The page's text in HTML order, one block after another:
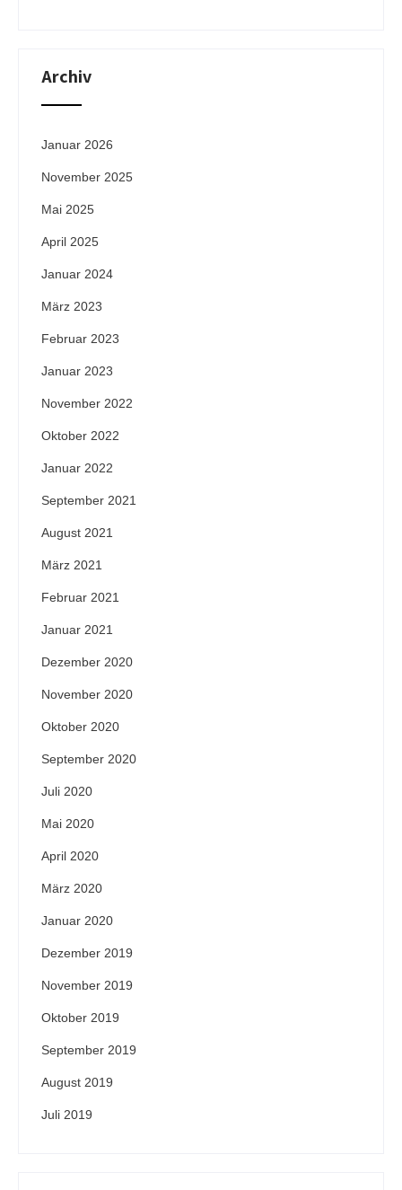
Archiv
Januar 2026
November 2025
Mai 2025
April 2025
Januar 2024
März 2023
Februar 2023
Januar 2023
November 2022
Oktober 2022
Januar 2022
September 2021
August 2021
März 2021
Februar 2021
Januar 2021
Dezember 2020
November 2020
Oktober 2020
September 2020
Juli 2020
Mai 2020
April 2020
März 2020
Januar 2020
Dezember 2019
November 2019
Oktober 2019
September 2019
August 2019
Juli 2019